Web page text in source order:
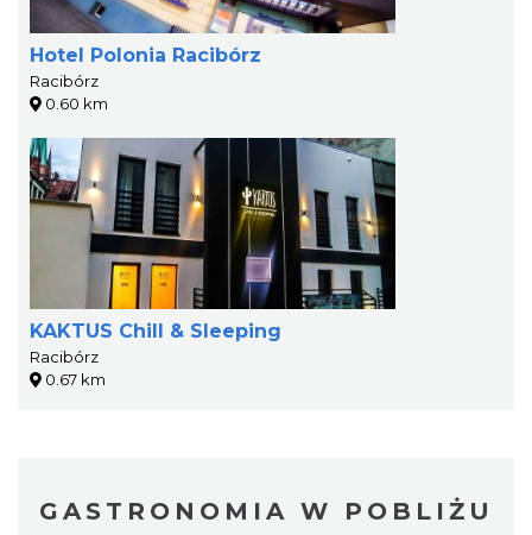
Hotel Polonia Racibórz
Racibórz
0.60 km
KAKTUS Chill & Sleeping
Racibórz
0.67 km
GASTRONOMIA W POBLIŻU